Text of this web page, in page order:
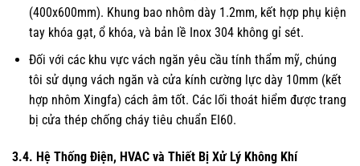
(400x600mm). Khung bao nhôm dày 1.2mm, kết hợp phụ kiện
tay khóa gạt, ổ khóa, và bản lề Inox 304 không gỉ sét.
Đối với các khu vực vách ngăn yêu cầu tính thẩm mỹ, chúng
tôi sử dụng vách ngăn và cửa kính cường lực dày 10mm (kết
hợp nhôm Xingfa) cách âm tốt. Các lối thoát hiểm được trang
bị cửa thép chống cháy tiêu chuẩn EI60.
3.4. Hệ Thống Điện, HVAC và Thiết Bị Xử Lý Không Khí